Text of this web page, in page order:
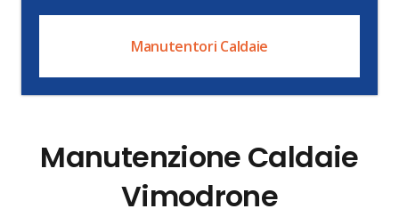
Manutentori Caldaie
Manutenzione Caldaie
Vimodrone